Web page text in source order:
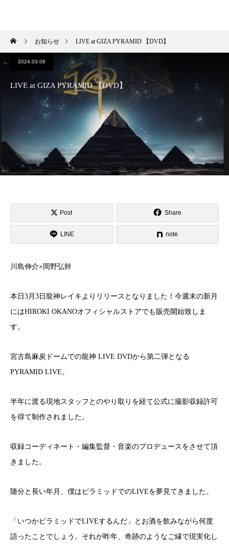
お知らせ LIVE at GIZA PYRAMID 【DVD】
2024.03.08
LIVE at GIZA PYRAMID 【DVD】
Post Share
LINE note
川島伸介×岡野弘幹
本日3月3日龍神レイキよりリリースとなりました！今週末の新月
にはHIROKI OKANOオフィシャルストアでも販売開始致しま
す。
宮古島麻炭ドームでの龍神 LIVE DVDから第二弾となる
PYRAMID LIVE。
半年に渡る現地スタッフとのやり取りを経て公式に撮影収録許可
を得て制作されました。
収録コーディネート・編集監督・音楽のプロデュースをさせて頂
きました。
随分と長い年月、僕はピラミッドでのLIVEを夢見てきました。
「いつかピラミッドでLIVEするんだ」とお酒を飲みながら何度
語ったことでしょう。それが昨年、奇跡のようなご縁で現実化し